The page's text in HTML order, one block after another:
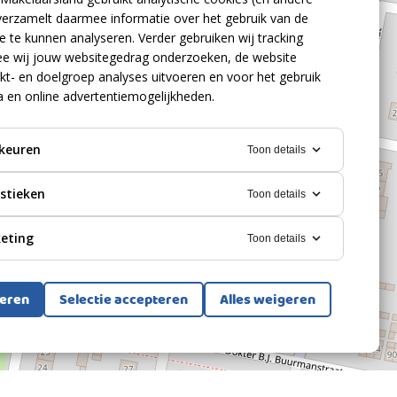
daarmee informatie over het gebruik van de
te kunnen analyseren. Verder gebruiken wij tracking
wij jouw websitegedrag onderzoeken, de website
en doelgroep analyses uitvoeren en voor het gebruik
en online advertentiemogelijkheden.
Toon details
Toon details
Toon details
Selectie accepteren Alles weigeren